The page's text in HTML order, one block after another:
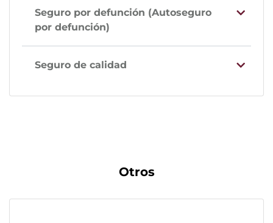
Seguro por defunción (Autoseguro
por defunción)
Seguro de calidad
Otros